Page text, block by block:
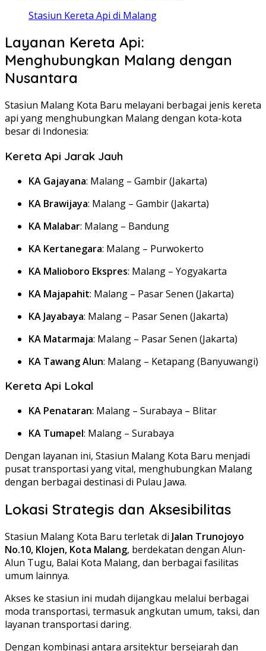
Stasiun Kereta Api di Malang
Layanan Kereta Api:
Menghubungkan Malang dengan
Nusantara
Stasiun Malang Kota Baru melayani berbagai jenis kereta
api yang menghubungkan Malang dengan kota-kota
besar di Indonesia:
Kereta Api Jarak Jauh
KA Gajayana: Malang – Gambir (Jakarta)
KA Brawijaya: Malang – Gambir (Jakarta)
KA Malabar: Malang – Bandung
KA Kertanegara: Malang – Purwokerto
KA Malioboro Ekspres: Malang – Yogyakarta
KA Majapahit: Malang – Pasar Senen (Jakarta)
KA Jayabaya: Malang – Pasar Senen (Jakarta)
KA Matarmaja: Malang – Pasar Senen (Jakarta)
KA Tawang Alun: Malang – Ketapang (Banyuwangi)
Kereta Api Lokal
KA Penataran: Malang – Surabaya – Blitar
KA Tumapel: Malang – Surabaya
Dengan layanan ini, Stasiun Malang Kota Baru menjadi
pusat transportasi yang vital, menghubungkan Malang
dengan berbagai destinasi di Pulau Jawa.
Lokasi Strategis dan Aksesibilitas
Stasiun Malang Kota Baru terletak di Jalan Trunojoyo
No.10, Klojen, Kota Malang, berdekatan dengan Alun-
Alun Tugu, Balai Kota Malang, dan berbagai fasilitas
umum lainnya.
Akses ke stasiun ini mudah dijangkau melalui berbagai
moda transportasi, termasuk angkutan umum, taksi, dan
layanan transportasi daring.
Dengan kombinasi antara arsitektur bersejarah dan